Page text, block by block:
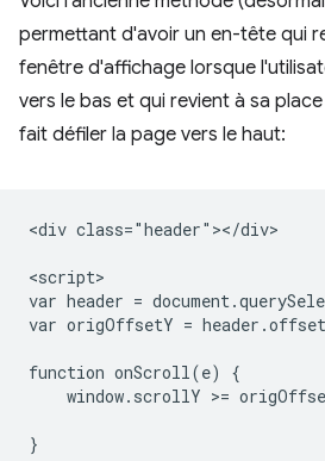
permettant d'avoir un en-tête qui
fenêtre d'affichage lorsque
vers le bas et qui revient à sa
fait défiler la page vers le haut:
<div class="header"></div>
<script>
var header =
var origOffsetY =
function onScroll(e) {
window.scrollY >=
}